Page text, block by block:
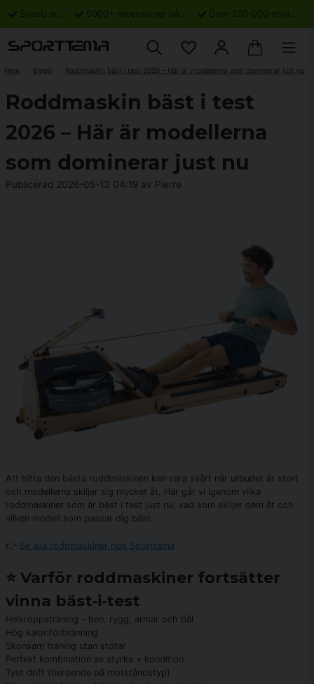
Snabb leverans 6000+ recensioner på Trustpilot Över 200 000 nöjda kunder
Hem Blogg Roddmaskin bäst i test 2026 – Här är modellerna som dominerar just nu
Roddmaskin bäst i test
2026 – Här är modellerna
som dominerar just nu
Publicerad 2026-05-13 04:19 av Pierre
Att hitta den bästa roddmaskinen kan vara svårt när utbudet är stort
och modellerna skiljer sig mycket åt. Här går vi igenom vilka
roddmaskiner som är bäst i test just nu, vad som skiljer dem åt och
vilken modell som passar dig bäst.
👉 Se alla roddmaskiner hos Sporttema
⭐ Varför roddmaskiner fortsätter
vinna bäst‑i‑test
Helkroppsträning – ben, rygg, armar och bål
Hög kaloriförbränning
Skonsam träning utan stötar
Perfekt kombination av styrka + kondition
Tyst drift (beroende på motståndstyp)